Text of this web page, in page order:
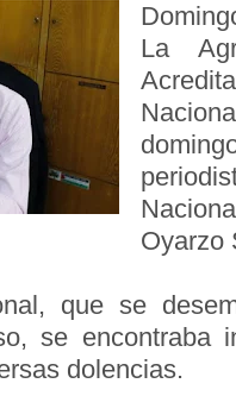
La
Oyarzo
que se
se encontraba
dolencias.